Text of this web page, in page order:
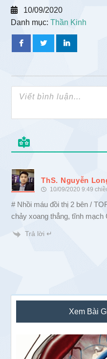
10/09/2020
Danh mục:Thần Kinh
ThS. Nguyễn
10/09/2020 9:49
# Nhồi máu đồi thị 2 bên /
chảy xoang thẳng, tĩnh mạch
Trả lời ↵
Sidebar
chính
Xem Bài